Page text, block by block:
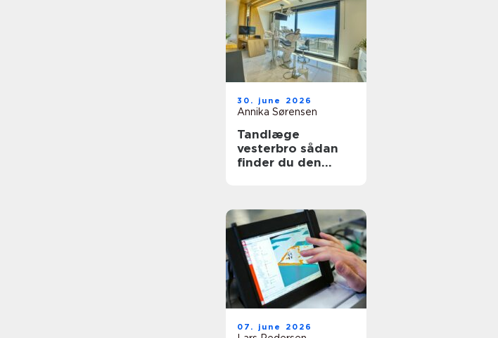
30. june 2026
Annika Sørensen
Tandlæge
vesterbro sådan
finder du den
07. june 2026